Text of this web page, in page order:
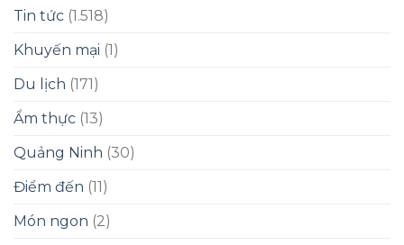
Tin tức (1.518)
Khuyến mại (1)
Du lịch (171)
Ẩm thực (13)
Quảng Ninh (30)
Điểm đến (11)
Món ngon (2)